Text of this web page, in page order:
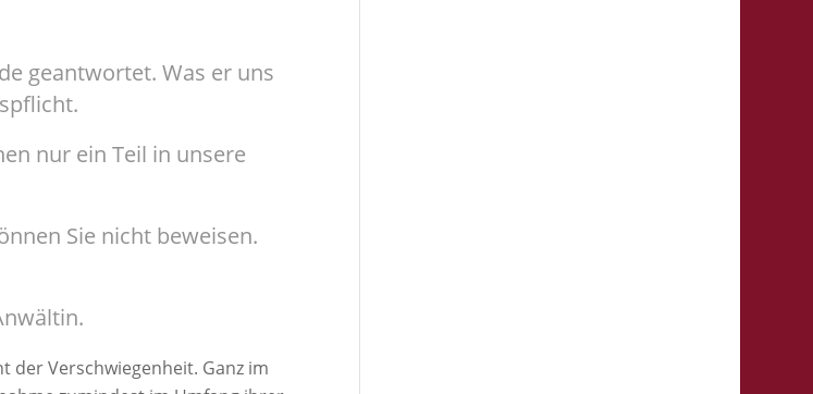
geantwortet. Was er uns
nur ein Teil in unsere
Sie nicht beweisen.
der Verschwiegenheit. Ganz im